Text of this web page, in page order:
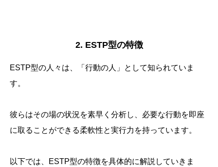
2. ESTP型の特徴
ESTP型の人々は、「行動の人」として知られていま
す。
彼らはその場の状況を素早く分析し、必要な行動を即座
に取ることができる柔軟性と実行力を持っています。
以下では、ESTP型の特徴を具体的に解説していきま